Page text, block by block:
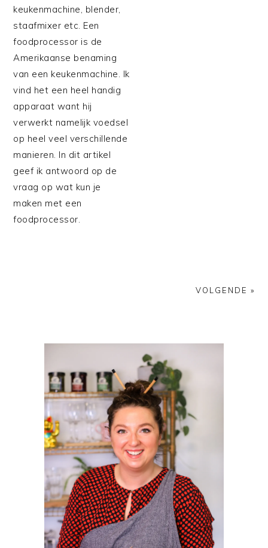
keukenmachine, blender,
staafmixer etc. Een
foodprocessor is de
Amerikaanse benaming
van een keukenmachine. Ik
vind het een heel handig
apparaat want hij
verwerkt namelijk voedsel
op heel veel verschillende
manieren. In dit artikel
geef ik antwoord op de
vraag op wat kun je
maken met een
foodprocessor.
VOLGENDE »